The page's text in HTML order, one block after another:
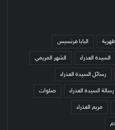
البابا فرنسيس
السيدة العذراء الشهر المريمي
رسائل السيدة العذراء
رسالة السيدة العذراء صلوات
مريم العذراء